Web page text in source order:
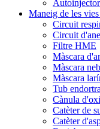
Maneig de les
Circuit
Circuit
Filtre HME
Màscara
Màscara
Màscara
Tub
Cànula
Catèter de
Catèter